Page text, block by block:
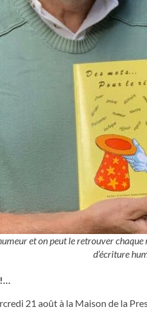
et on peut le retrouver
d’écriture
!…
21 août à la Maison de la